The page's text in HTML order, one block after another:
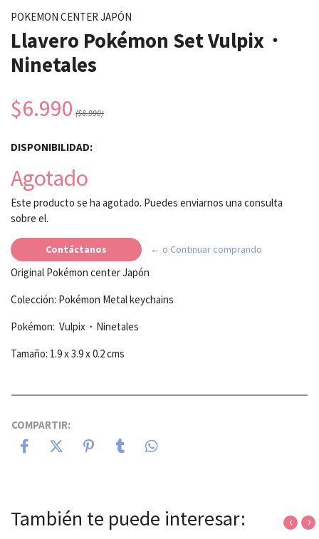
POKEMON CENTER JAPÓN
Llavero Pokémon Set Vulpix・
Ninetales
$6.990 ($8.990)
DISPONIBILIDAD:
Agotado
Este producto se ha agotado. Puedes enviarnos una consulta
sobre el.
Contáctanos ← o Continuar comprando
Original Pokémon center Japón
Colección: Pokémon Metal keychains
Pokémon: Vulpix・Ninetales
Tamaño: 1.9 x 3.9 x 0.2 cms
COMPARTIR:
También te puede interesar: ‹ ›